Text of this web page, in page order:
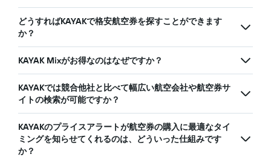
どうすればKAYAKで格安航空券を探すことができます
か？
KAYAK Mixがお得なのはなぜですか？
KAYAKでは競合他社と比べて幅広い航空会社や航空券サ
イトの検索が可能ですか？
KAYAKのプライスアラートが航空券の購入に最適なタイ
ミングを知らせてくれるのは、どういった仕組みです
か？